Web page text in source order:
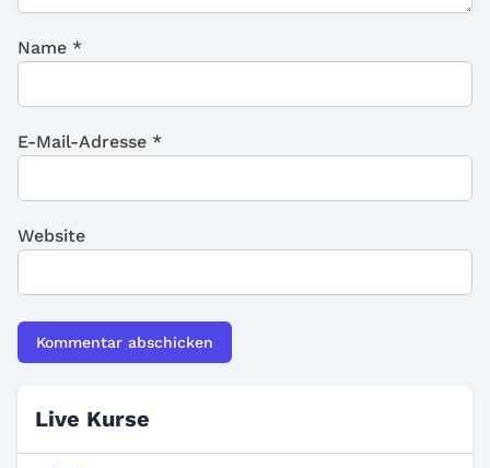
Name *
E-Mail-Adresse *
Website
Live Kurse